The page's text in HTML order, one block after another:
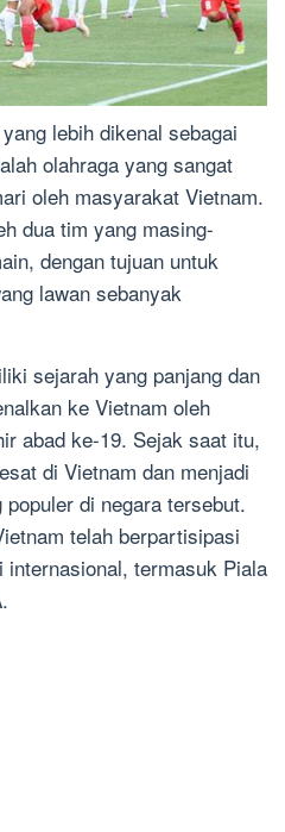
lebih dikenal sebagai
olahraga yang sangat
oleh masyarakat Vietnam.
dua tim yang masing-
dengan tujuan untuk
lawan sebanyak
sejarah yang panjang dan
ke Vietnam oleh
abad ke-19. Sejak saat itu,
di Vietnam dan menjadi
di negara tersebut.
telah berpartisipasi
termasuk Piala